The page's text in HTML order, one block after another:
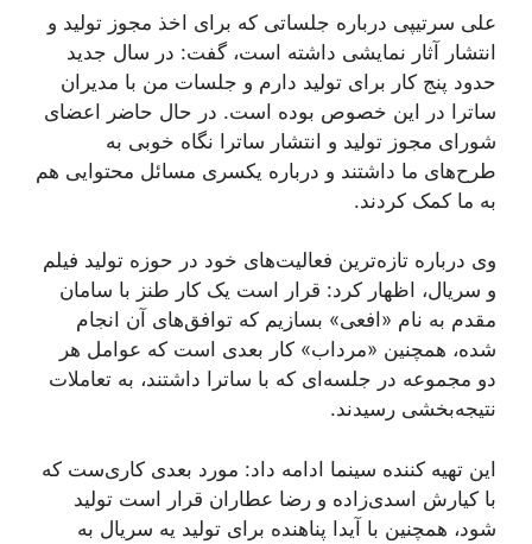
علی سرتیپی درباره جلساتی که برای اخذ مجوز تولید و
انتشار آثار نمایشی داشته است، گفت: در سال جدید
حدود پنج کار برای تولید دارم و جلسات من با مدیران
ساترا در این خصوص بوده است. در حال حاضر اعضای
شورای مجوز تولید و انتشار ساترا نگاه خوبی به
طرح‌های ما داشتند و درباره یکسری مسائل محتوایی هم
به ما کمک کردند.
وی درباره تازه‌ترین فعالیت‌های خود در حوزه تولید فیلم
و سریال، اظهار کرد: قرار است یک کار طنز با سامان
مقدم به نام «افعی» بسازیم که توافق‌های آن انجام
شده، همچنین «مرداب» کار بعدی است که عوامل هر
دو مجموعه در جلسه‌ای که با ساترا داشتند، به تعاملات
نتیجه‌بخشی رسیدند.
این تهیه کننده سینما ادامه داد: مورد بعدی کاری‌ست که
با کیارش اسدی‌زاده و رضا عطاران قرار است تولید
شود، همچنین با آیدا پناهنده برای تولید یه سریال به